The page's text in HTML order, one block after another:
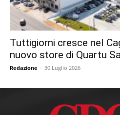
Tuttigiorni cresce nel
nuovo store di Quartu
Redazione - 30 Luglio 2026